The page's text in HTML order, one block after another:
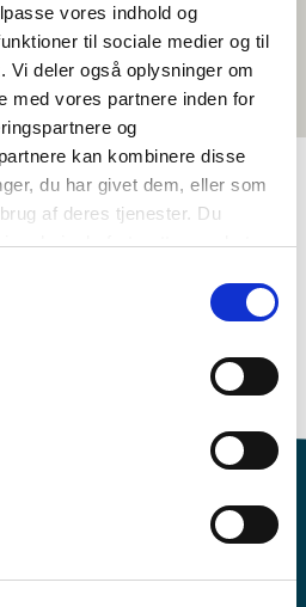
vores indhold og
til sociale medier og til
Vi deler også oplysninger om
med vores partnere inden for
og
kan kombinere disse
du har givet dem, eller som
af deres tjenester. Du
hvis du fortsætter med at
i Norden
i skolen?